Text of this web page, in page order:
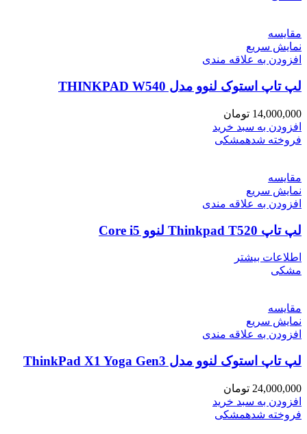
مقايسه
نمایش سریع
افزودن به علاقه مندی
لپ تاپ استوک لنوو مدل THINKPAD W540
14,000,000 تومان
افزودن به سبد خرید
فروخته شدهمشکی
مقايسه
نمایش سریع
افزودن به علاقه مندی
لپ تاپ Thinkpad T520 لنوو Core i5
اطلاعات بیشتر
مشکی
مقايسه
نمایش سریع
افزودن به علاقه مندی
لپ تاپ استوک لنوو مدل ThinkPad X1 Yoga Gen3
24,000,000 تومان
افزودن به سبد خرید
فروخته شدهمشکی